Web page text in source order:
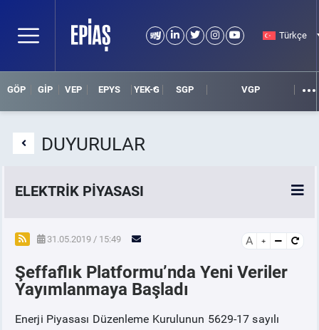
Türkçe
GÖP GİP VEP EPYS YEK-G SGP VGP
DUYURULAR
ELEKTRİK PİYASASI
SPOT ELEKTRİK PİYASALARI
ÖRNEK FİNANS BELGELERİ
VADELİ ELEKTRİK PİYASASI
31.05.2019 / 15:49 A
Şeffaflık Platformu’nda Yeni Veriler
Yayımlanmaya Başladı
Enerji Piyasası Düzenleme Kurulunun 5629-17 sayılı